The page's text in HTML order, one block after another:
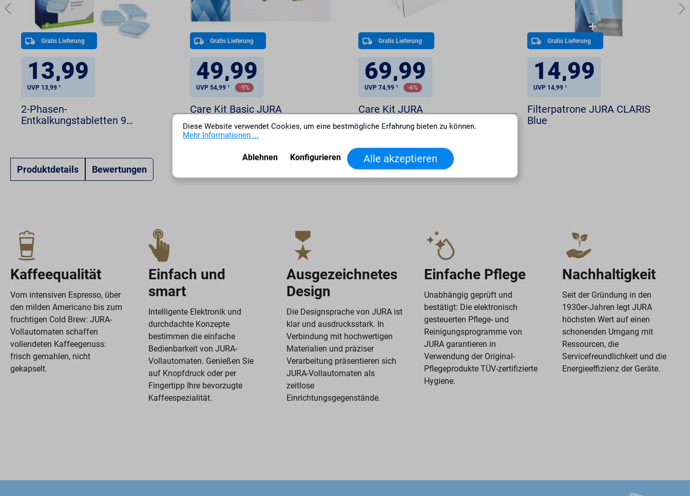
Gratis Lieferung
13,99
UVP 13,99 ¹
2-Phasen-
Entkalkungstabletten 9
Gratis Lieferung
49,99
UVP 54,99 ¹ -9%
Care Kit Basic JURA
Gratis Lieferung
69,99
UVP 74,99 ¹ -6%
Care Kit JURA
Gratis Lieferung
14,99
UVP 14,99 ¹
Filterpatrone JURA CLARIS
Blue
Produktdetails Bewertungen
Kaffeequalität
Vom intensiven Espresso, über
den milden Americano bis zum
fruchtigen Cold Brew: JURA-
Vollautomaten schaffen
vollendeten Kaffeegenuss:
frisch gemahlen, nicht
gekapselt.
Einfach und
smart
Intelligente Elektronik und
durchdachte Konzepte
bestimmen die einfache
Bedienbarkeit von JURA-
Vollautomaten. Genießen Sie
auf Knopfdruck oder per
Fingertipp Ihre bevorzugte
Kaffeespezialität.
Ausgezeichnetes
Design
Die Designsprache von JURA ist
klar und ausdrucksstark. In
Verbindung mit hochwertigen
Materialien und präziser
Verarbeitung präsentieren sich
JURA-Vollautomaten als
zeitlose
Einrichtungsgegenstände.
Einfache Pflege
Unabhängig geprüft und
bestätigt: Die elektronisch
gesteuerten Pflege- und
Reinigungsprogramme von
JURA garantieren in
Verwendung der Original-
Pflegeprodukte TÜV-zertifizierte
Hygiene.
Nachhaltigkeit
Seit der Gründung in den
1930er-Jahren legt JURA
höchsten Wert auf einen
schonenden Umgang mit
Ressourcen, die
Servicefreundlichkeit und die
Energieeffizienz der Geräte.
Diese Website verwendet Cookies, um eine bestmögliche Erfahrung bieten zu können.
Mehr Informationen ...
Ablehnen Konfigurieren Alle akzeptieren